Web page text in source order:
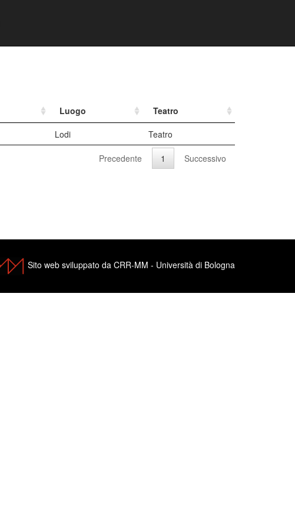
Luogo
Teatro
Lodi
Teatro
Precedente 1 Successivo
Sito web sviluppato da CRR-MM - Università di Bologna